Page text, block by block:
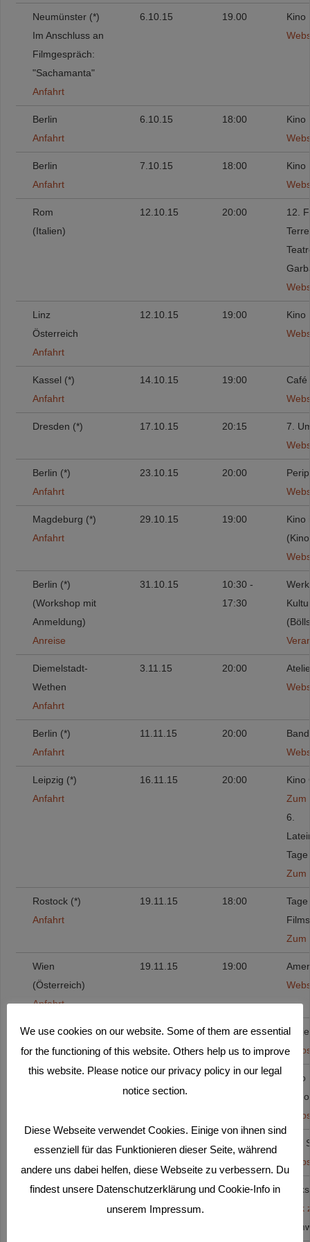
Neumünster (*)
Im Anschluss an
Filmgespräch:
"Sachamanta"
Anfahrt
6.10.15 19.00
Kino
Berlin
Anfahrt
6.10.15 18:00
Kino
Berlin
Anfahrt
7.10.15 18:00
Kino
Rom
(Italien)
12.10.15 20:00
12.
Terre
Linz
Österreich
Anfahrt
12.10.15 19:00
Kino
Kassel (*)
Anfahrt
14.10.15 19:00
Café
Dresden (*) 17.10.15 20:15
7.
Berlin (*)
Anfahrt
23.10.15 20:00
Magdeburg (*)
Anfahrt
29.10.15 19:00
Kino
Berlin (*)
(Workshop mit
Anmeldung)
Anreise
31.10.15
10:30 -
17:30
Diemelstadt-
Wethen
Anfahrt
3.11.15 20:00
Berlin (*)
Anfahrt
11.11.15 20:00
Leipzig (*)
Anfahrt
16.11.15 20:00
Kino
Zum
6.
Tage
Zum
Rostock (*)
Anfahrt
19.11.15 18:00
Zum
Wien
(Österreich)
Anfahrt
19.11.15 19:00
Potsdam (*)
Anfahrt
20.11.15 19.30
Boizenburg /
25.11.15 19.00
Alte
Klagenfurt
1.12.15 w.b.
We use cookies on our website. Some of them are essential
for the functioning of this website. Others help us to improve
this website. Please notice our privacy policy in our legal
notice section.
Diese Webseite verwendet Cookies. Einige von ihnen sind
essenziell für das Funktionieren dieser Seite, während
andere uns dabei helfen, diese Webseite zu verbessern. Du
findest unsere Datenschutzerklärung und Cookie-Info in
unserem Impressum.